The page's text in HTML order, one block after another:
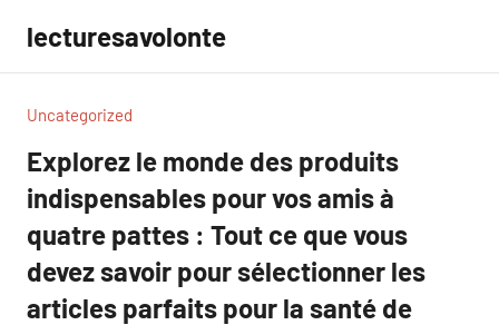
contenu
lecturesavolonte
Uncategorized
Explorez le monde des produits
indispensables pour vos amis à
quatre pattes : Tout ce que vous
devez savoir pour sélectionner les
articles parfaits pour la santé de